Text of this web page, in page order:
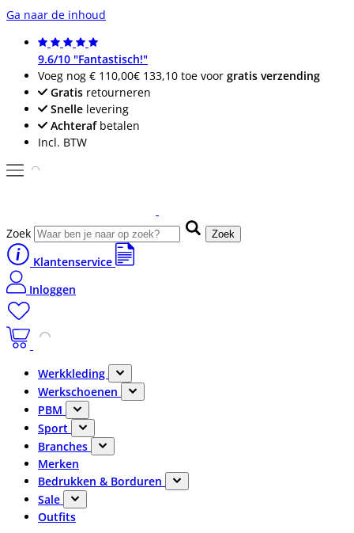
Ga naar de inhoud
9.6/10 "Fantastisch!"
Voeg nog € 110,00€ 133,10 toe voor gratis verzending
Gratis retourneren
Snelle levering
Achterafbetalen
Incl. BTW
Zoek Zoek
Klantenservice
Inloggen
Werkkleding
Werkschoenen
PBM
Sport
Branches
Merken
Bedrukken & Borduren
Sale
Outfits